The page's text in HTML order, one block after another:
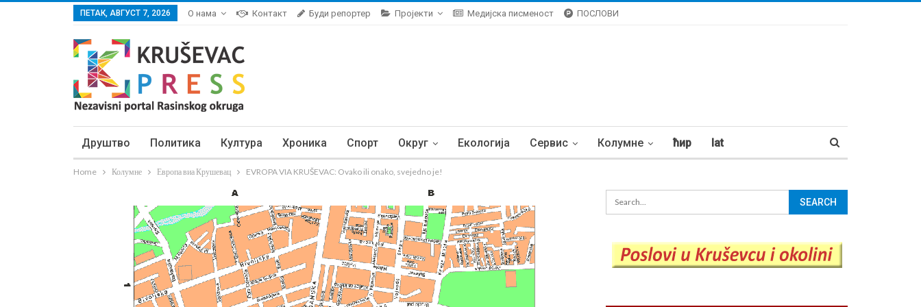
ПЕТАК, АВГУСТ 7, 2026 О нама Контакт Буди репортер Пројекти Медијска писменост ПОСЛОВИ
Друштво Политика Култура Хроника Спорт Округ Екологија Сервис Колумне ћир lat
Home Колумне Европа виа Крушевац EVROPA VIA KRUŠEVAC: Ovako ili onako, svejedno je!